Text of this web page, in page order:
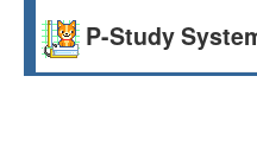
P-Study